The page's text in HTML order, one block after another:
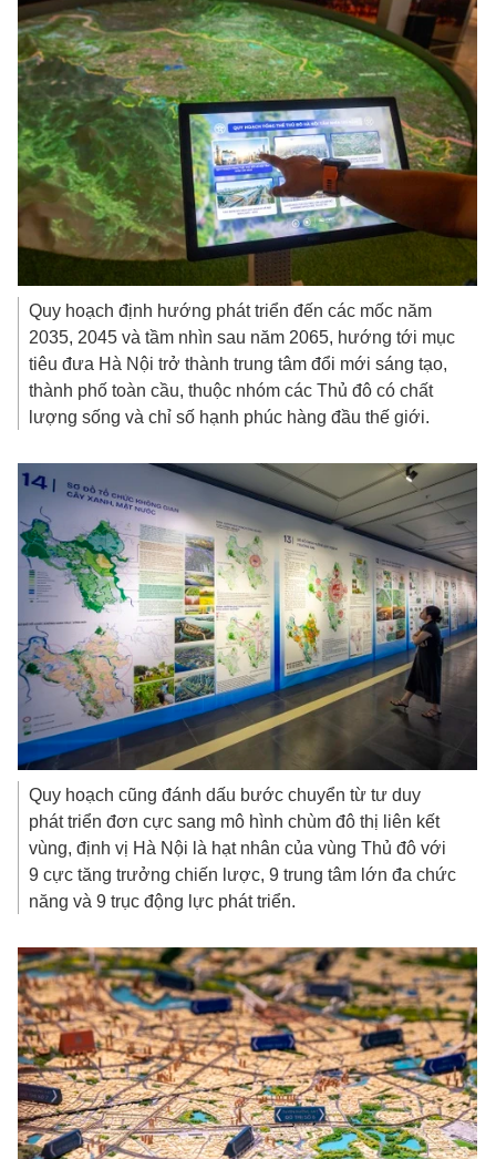
Quy hoạch định hướng phát triển đến các mốc năm
2035, 2045 và tầm nhìn sau năm 2065, hướng tới mục
tiêu đưa Hà Nội trở thành trung tâm đổi mới sáng tạo,
thành phố toàn cầu, thuộc nhóm các Thủ đô có chất
lượng sống và chỉ số hạnh phúc hàng đầu thế giới.
Quy hoạch cũng đánh dấu bước chuyển từ tư duy
phát triển đơn cực sang mô hình chùm đô thị liên kết
vùng, định vị Hà Nội là hạt nhân của vùng Thủ đô với
9 cực tăng trưởng chiến lược, 9 trung tâm lớn đa chức
năng và 9 trục động lực phát triển.